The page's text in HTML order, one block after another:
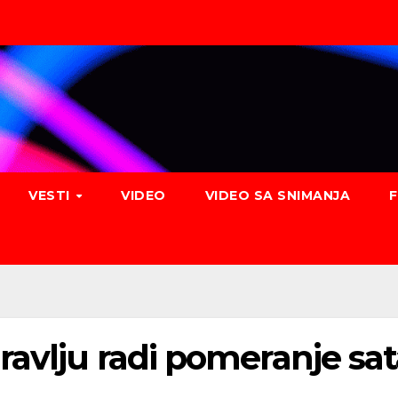
VESTI VIDEO VIDEO SA SNIMANJA
radi pomeranje